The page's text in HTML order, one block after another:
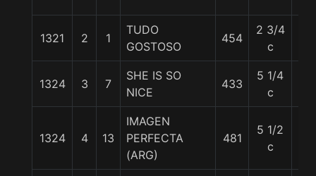
1321 2 1
TUDO
GOSTOSO
454
2 3/4
c
1324 3 7
SHE IS SO
NICE
433
5 1/4
c
1324 4 13
IMAGEN
PERFECTA
(ARG)
481
5 1/2
c